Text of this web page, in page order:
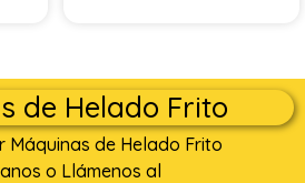
de Helado Frito
Máquinas de Helado Frito
o Llámenos al